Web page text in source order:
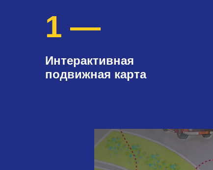
1 —
Интерактивная
подвижная карта